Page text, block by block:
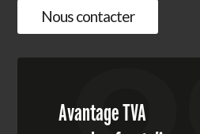
Nous contacter
Avantage TVA